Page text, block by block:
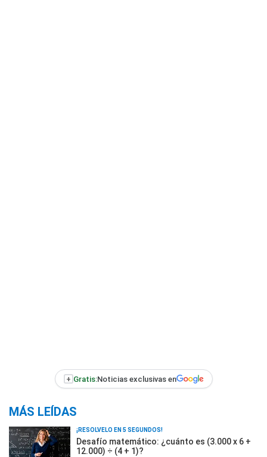
+ Gratis:Noticias exclusivas en
MÁS LEÍDAS
¡RESOLVELO EN 5 SEGUNDOS!
Desafío matemático: ¿cuánto es (3.000 x 6 +
12.000) ÷ (4 + 1)?